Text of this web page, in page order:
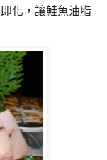
化，讓鮭魚油脂